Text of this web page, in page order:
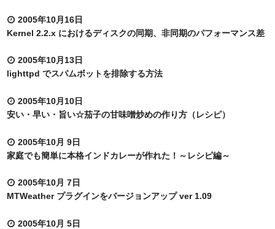
2005年10月16日
Kernel 2.2.x におけるディスクの同期、非同期のパフォーマンス差
2005年10月13日
lighttpd でスパムボットを排除する方法
2005年10月10日
安い・早い・旨い☆茄子の甘味噌炒めの作り方（レシピ）
2005年10月 9日
家庭でも簡単に本格インドカレーが作れた！～レシピ編～
2005年10月 7日
MTWeather プラグインをバージョンアップ ver 1.09
2005年10月 5日